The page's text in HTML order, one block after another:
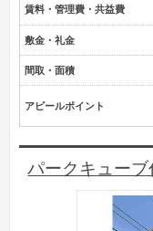
賃料・管理費・共益費
敷金・礼金
間取・面積
アピールポイント
パークキュー